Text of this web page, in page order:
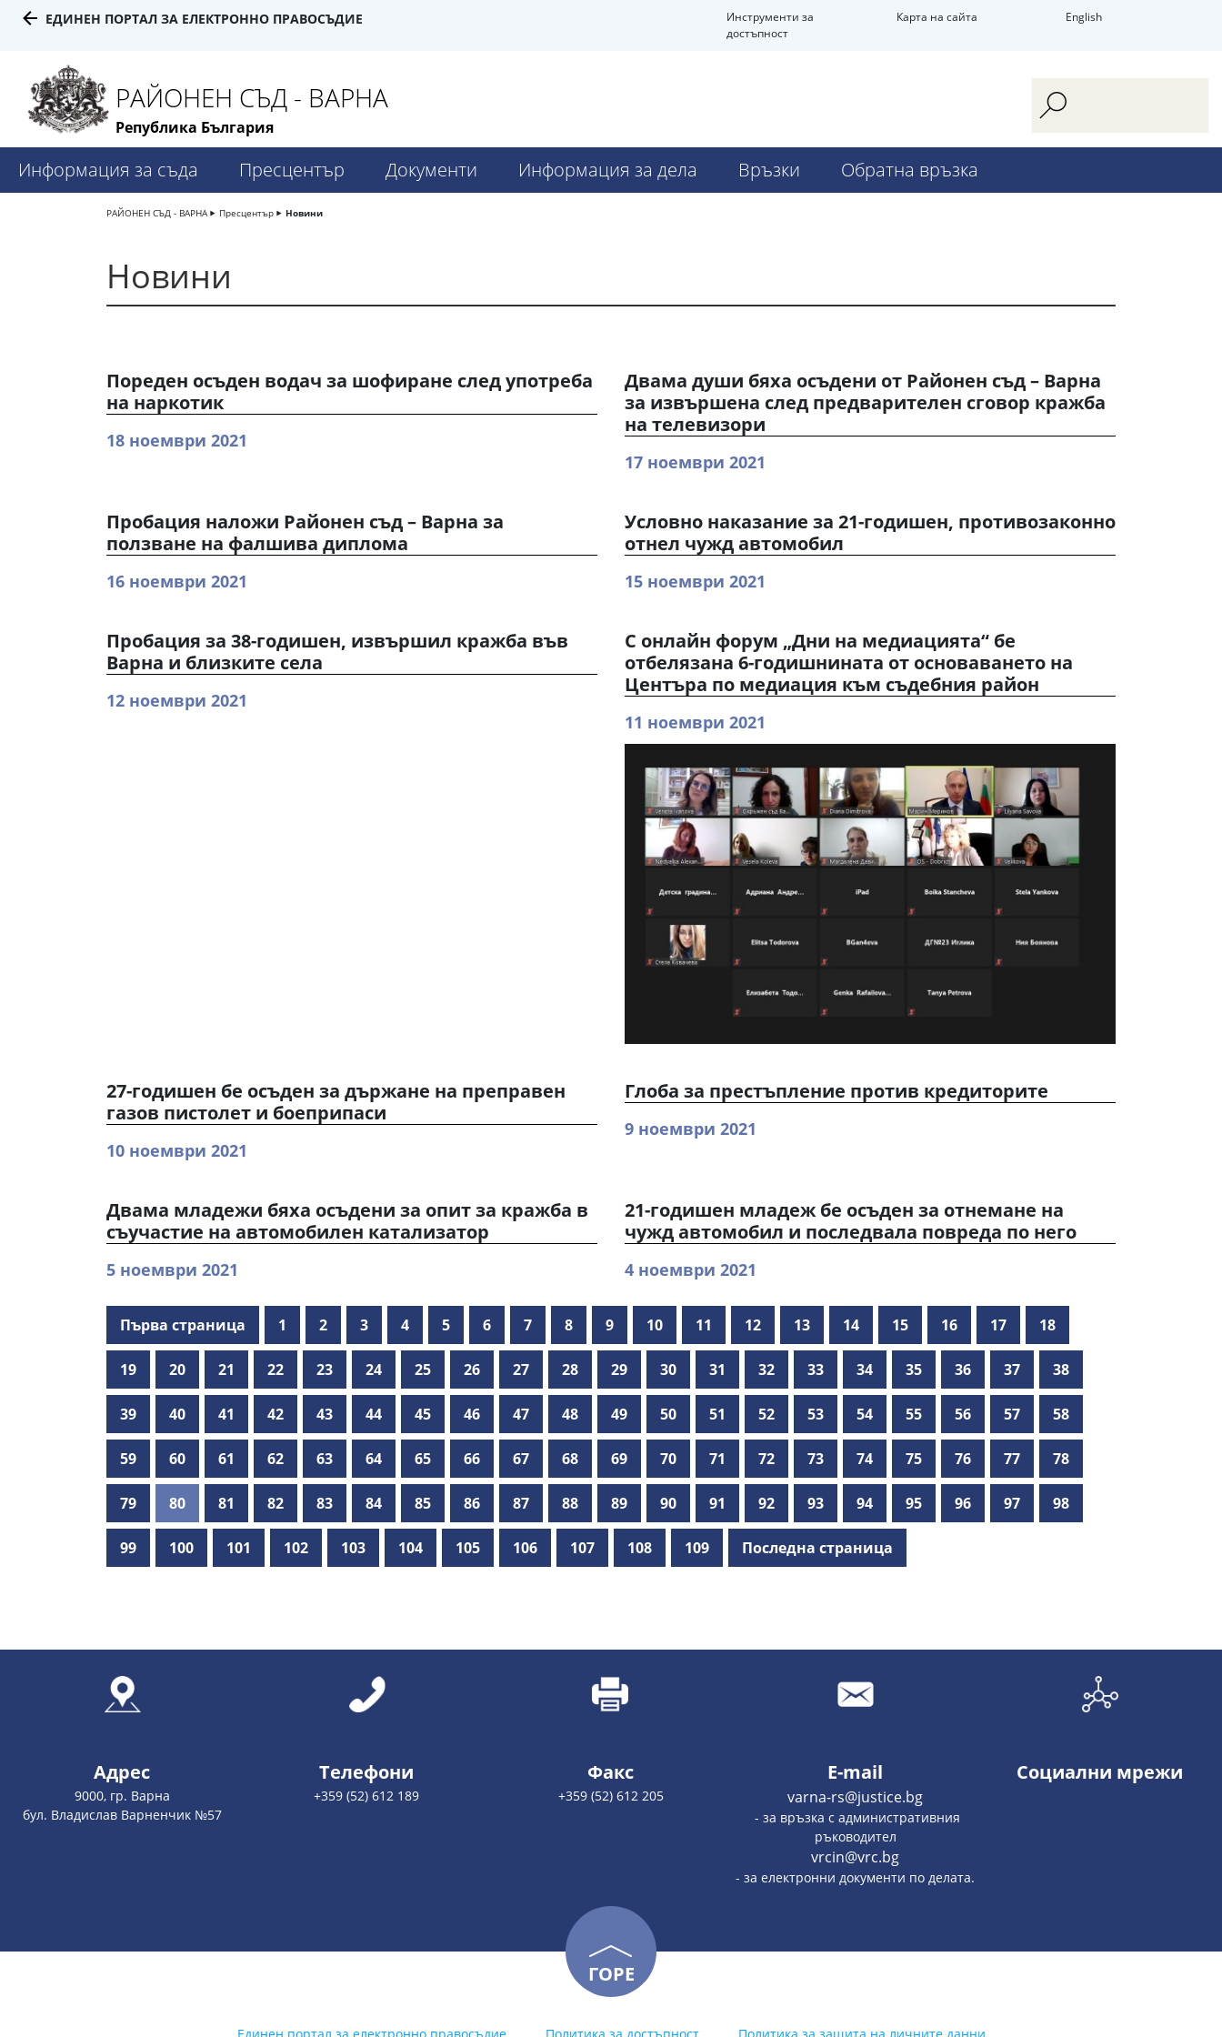
ЕДИНЕН ПОРТАЛ ЗА ЕЛЕКТРОННО ПРАВОСЪДИЕ
Инструменти за
достъпност
Карта на сайта English
РАЙОНЕН СЪД - ВАРНА
Република България
Информация за съда Пресцентър Документи Информация за дела Връзки Обратна връзка
РАЙОНЕН СЪД - ВАРНА Пресцентър Новини
Новини
Пореден осъден водач за шофиране след употреба
на наркотик
18 ноември 2021
Двама души бяха осъдени от Районен съд – Варна
за извършена след предварителен сговор кражба
на телевизори
17 ноември 2021
Пробация наложи Районен съд – Варна за
ползване на фалшива диплома
16 ноември 2021
Условно наказание за 21-годишен, противозаконно
отнел чужд автомобил
15 ноември 2021
Пробация за 38-годишен, извършил кражба във
Варна и близките села
12 ноември 2021
С онлайн форум „Дни на медиацията“ бе
отбелязана 6-годишнината от основаването на
Центъра по медиация към съдебния район
11 ноември 2021
27-годишен бе осъден за държане на преправен
газов пистолет и боеприпаси
10 ноември 2021
Глоба за престъпление против кредиторите
9 ноември 2021
Двама младежи бяха осъдени за опит за кражба в
съучастие на автомобилен катализатор
5 ноември 2021
21-годишен младеж бе осъден за отнемане на
чужд автомобил и последвала повреда по него
4 ноември 2021
Първа страница 1 2 3 4 5 6 7 8 9 10 11 12 13 14 15 16 17 18
19 20 21 22 23 24 25 26 27 28 29 30 31 32 33 34 35 36 37 38
39 40 41 42 43 44 45 46 47 48 49 50 51 52 53 54 55 56 57 58
59 60 61 62 63 64 65 66 67 68 69 70 71 72 73 74 75 76 77 78
79 80 81 82 83 84 85 86 87 88 89 90 91 92 93 94 95 96 97 98
99 100 101 102 103 104 105 106 107 108 109 Последна страница
Адрес
9000, гр. Варна
бул. Владислав Варненчик №57
Телефони
+359 (52) 612 189
Факс
+359 (52) 612 205
E-mail
varna-rs@justice.bg
- за връзка с административния
ръководител
vrcin@vrc.bg
- за електронни документи по делата.
Социални мрежи
ГОРЕ